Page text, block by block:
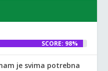
SCORE: 98%
je svima potrebna